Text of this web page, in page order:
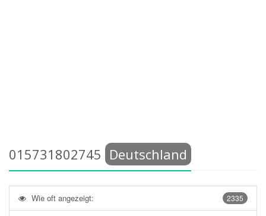
015731802745 Deutschland
2335
Wie oft angezeigt: